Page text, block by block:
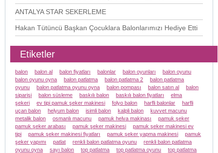
ANTALYA STAR SEKERLEME
Hakan Tütüncü Başkan Çocuklara Balonlarımızı Hediye Etti
Etiketler
balon balon al balon fiyatları balonlar balon oyunları
balon oyunu
balon oyunu oyna
balon patlatma balon patlatma 2
balon patlatma
oyunu
balon patlatma oyunu oyna balon pompası balon satın al
balon
siparişi
balon süsleme baskılı balon baskılı balon fiyatları
elma
şekeri
ev tipi pamuk şeker makinesi folyo balon harfli balonlar
harfli
uçan balon
helyum balon isimli balon kalpli balon
kuvvet macunu
metalik balon
osmanlı macunu pamuk helva makinası
pamuk şeker
pamuk şeker arabası
pamuk şeker makinesi
pamuk şeker makinesi ev
tipi
pamuk şeker makinesi fiyatları pamuk şeker yapma makinesi
pamuk
şeker yapımı
patlat renkli balon patlatma oyunu
renkli balon patlatma
oyunu oyna
sayı balon top patlatma top patlatma oyunu top patlatma